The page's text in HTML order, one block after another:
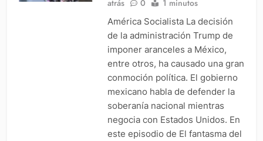
atrás 0 1 minutos
América Socialista La decisión
de la administración Trump de
imponer aranceles a México,
entre otros, ha causado una gran
conmoción política. El gobierno
mexicano habla de defender la
soberanía nacional mientras
negocia con Estados Unidos. En
este episodio de El fantasma del